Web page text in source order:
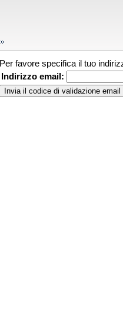
Per favore specifica il tuo
Indirizzo email: